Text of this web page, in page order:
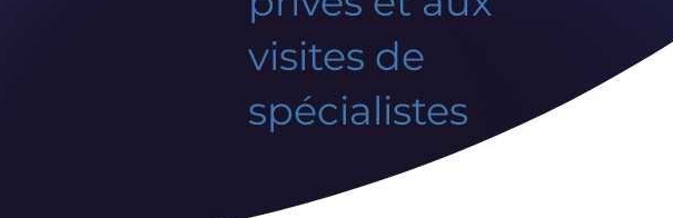
visites de
spécialistes